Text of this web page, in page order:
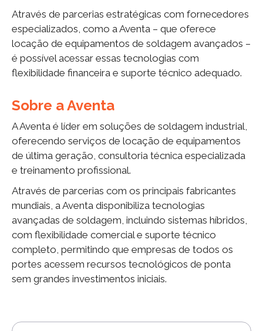
Através de parcerias estratégicas com fornecedores
especializados, como a Aventa – que oferece
locação de equipamentos de soldagem avançados –
é possível acessar essas tecnologias com
flexibilidade financeira e suporte técnico adequado.
Sobre a Aventa
A Aventa é líder em soluções de soldagem industrial,
oferecendo serviços de locação de equipamentos
de última geração, consultoria técnica especializada
e treinamento profissional.
Através de parcerias com os principais fabricantes
mundiais, a Aventa disponibiliza tecnologias
avançadas de soldagem, incluindo sistemas híbridos,
com flexibilidade comercial e suporte técnico
completo, permitindo que empresas de todos os
portes acessem recursos tecnológicos de ponta
sem grandes investimentos iniciais.